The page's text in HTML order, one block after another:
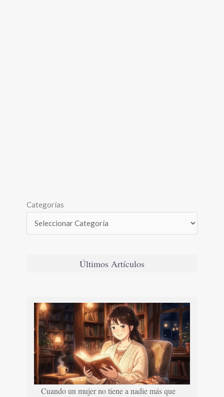
Categorías
Últimos Artículos
Cuando un mujer no tiene a nadie más que